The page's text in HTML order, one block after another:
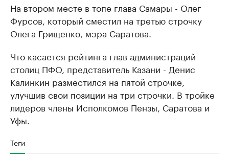
На втором месте в топе глава Самары - Олег
Фурсов, который сместил на третью строчку
Олега Грищенко, мэра Саратова.
Что касается рейтинга глав администраций
столиц ПФО, представитель Казани - Денис
Калинкин разместился на пятой строчке,
улучшив свои позиции на три строчки. В тройке
лидеров члены Исполкомов Пензы, Саратова и
Уфы.
Теги